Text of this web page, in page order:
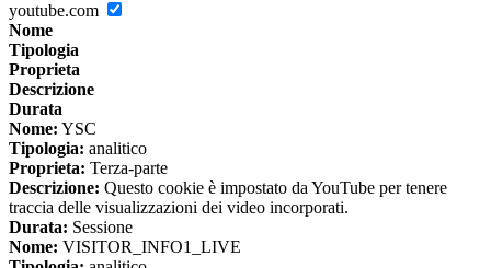
youtube.com
Nome
Tipologia
Proprieta
Descrizione
Durata
Nome: YSC
Tipologia: analitico
Proprieta: Terza-parte
Descrizione: Questo cookie è impostato da YouTube per tenere
traccia delle visualizzazioni dei video incorporati.
Durata: Sessione
Nome: VISITOR_INFO1_LIVE